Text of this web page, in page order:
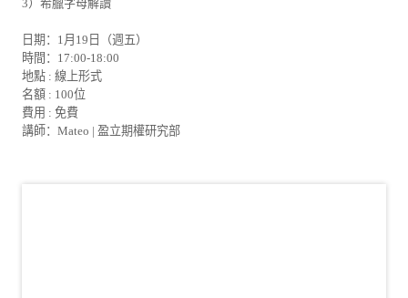
3）希臘字母解讀
日期：1月19日（週五）
時間：17:00-18:00
地點 : 線上形式
名額 : 100位
費用 : 免費
講師：Mateo | 盈立期權研究部